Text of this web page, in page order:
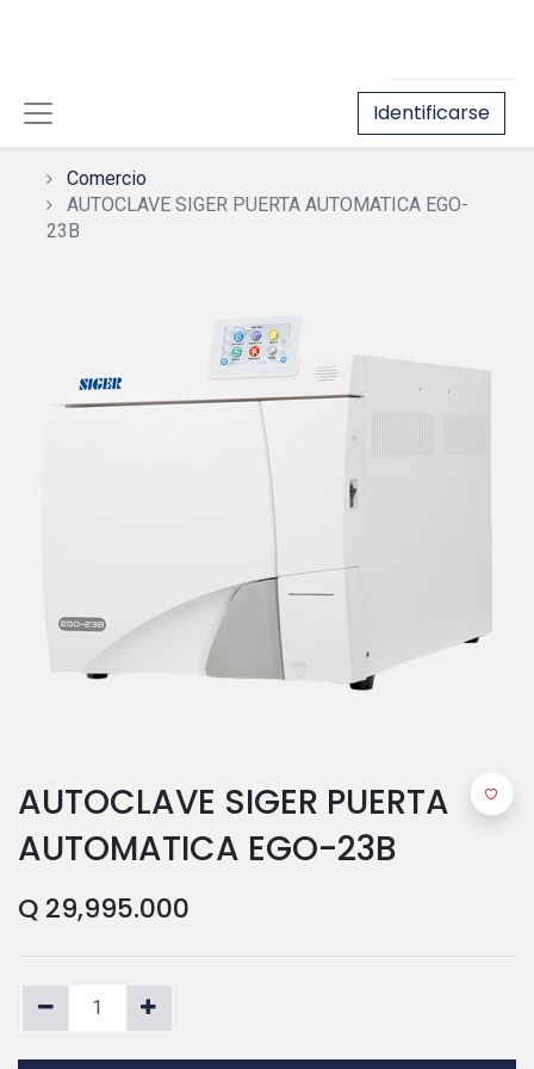
Identificarse
Comercio
AUTOCLAVE SIGER PUERTA AUTOMATICA EGO-
23B
AUTOCLAVE SIGER PUERTA
AUTOMATICA EGO-23B
Q 29,995.000